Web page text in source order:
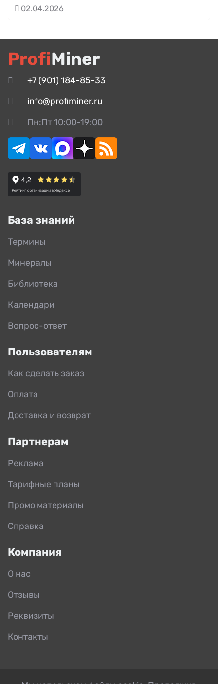
02.04.2026
ProfiMiner
+7 (901) 184-85-33
info@profiminer.ru
Пн:Пт 10:00-19:00
База знаний
Термины
Минералы
Библиотека
Календари
Вопрос-ответ
Пользователям
Как сделать заказ
Оплата
Доставка и возврат
Партнерам
Реклама
Тарифные планы
Промо материалы
Справка
Компания
О нас
Отзывы
Реквизиты
Контакты